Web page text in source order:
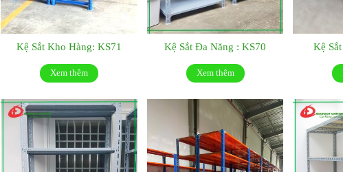
Kệ Sắt Kho Hàng: KS71
Xem thêm
Kệ Sắt Đa Năng : KS70
Xem thêm
Kệ